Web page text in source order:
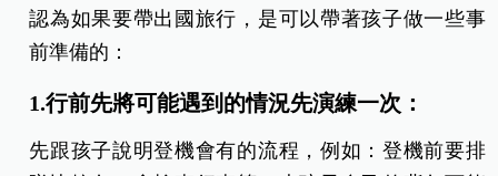
認為如果要帶出國旅行，是可以帶著孩子做一些事
前準備的：
1.行前先將可能遇到的情況先演練一次：
先跟孩子說明登機會有的流程，例如：登機前要排